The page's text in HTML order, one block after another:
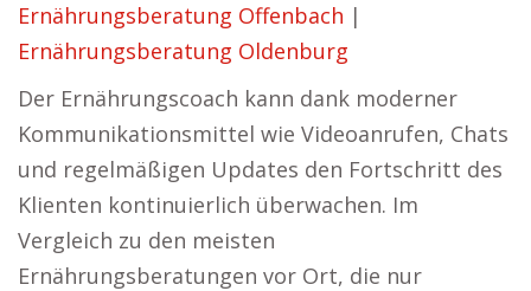
Ernährungsberatung Offenbach |
Ernährungsberatung Oldenburg
Der Ernährungscoach kann dank moderner
Kommunikationsmittel wie Videoanrufen, Chats
und regelmäßigen Updates den Fortschritt des
Klienten kontinuierlich überwachen. Im
Vergleich zu den meisten
Ernährungsberatungen vor Ort, die nur